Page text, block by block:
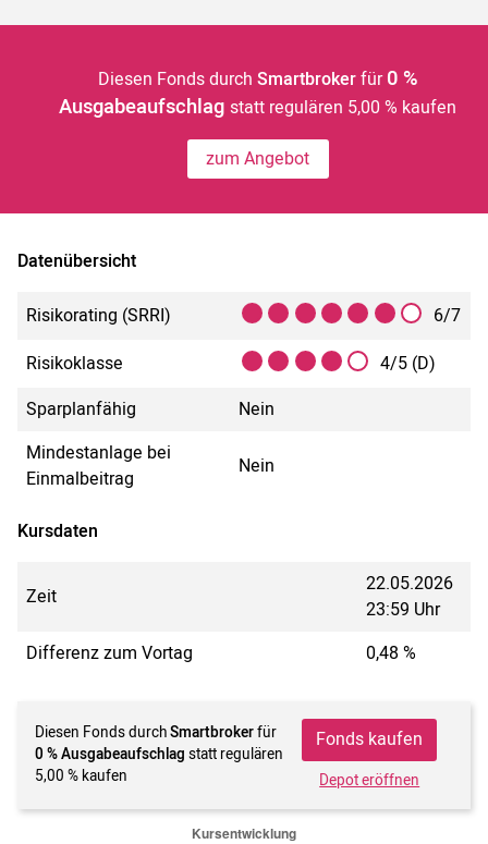
Diesen Fonds durch Smartbrokerfür 0 %
Ausgabeaufschlagstatt regulären 5,00 % kaufen
zum Angebot
Datenübersicht
Risikorating (SRRI)
6/7
Risikoklasse
4/5 (D)
Sparplanfähig
Nein
Mindestanlage bei
Einmalbeitrag
Nein
Kursdaten
Zeit
22.05.2026
23:59 Uhr
Differenz zum Vortag
0,48 %
Diesen Fonds durchSmartbrokerfür
0 % Ausgabeaufschlag statt regulären
5,00 % kaufen
Fonds kaufen
Depot eröffnen